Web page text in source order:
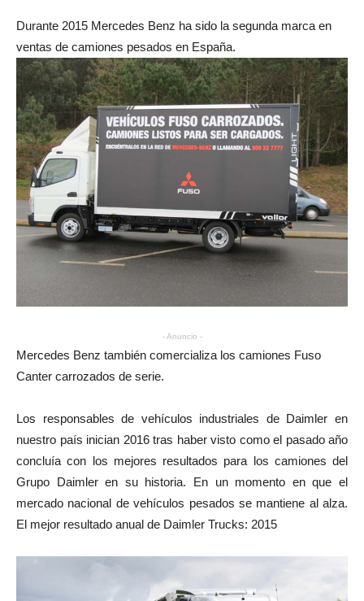
Durante 2015 Mercedes Benz ha sido la segunda marca en
ventas de camiones pesados en España.
- Anuncio -
Mercedes Benz también comercializa los camiones Fuso
Canter carrozados de serie.
Los responsables de vehículos industriales de Daimler en
nuestro país inician 2016 tras haber visto como el pasado año
concluía con los mejores resultados para los camiones del
Grupo Daimler en su historia. En un momento en que el
mercado nacional de vehículos pesados se mantiene al alza.
El mejor resultado anual de Daimler Trucks: 2015